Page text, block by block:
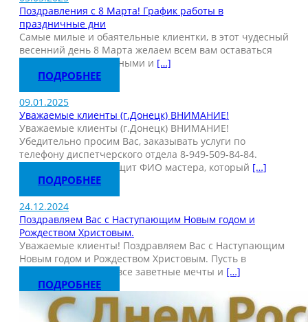
Поздравления с 8 Марта! График работы в
праздничные дни
Самые милые и обаятельные клиентки, в этот чудесный
весенний день 8 Марта желаем всем вам оставаться
такими же симпатичными и […]
ПОДРОБНЕЕ
09.01.2025
Уважаемые клиенты (г.Донецк) ВНИМАНИЕ!
Уважаемые клиенты (г.Донецк) ВНИМАНИЕ!
Убедительно просим Вас, заказывать услуги по
телефону диспетчерского отдела 8-949-509-84-84.
Диспетчер Вам сообщит ФИО мастера, который […]
ПОДРОБНЕЕ
24.12.2024
Поздравляем Вас с Наступающим Новым годом и
Рождеством Христовым.
Уважаемые клиенты! Поздравляем Вас с Наступающим
Новым годом и Рождеством Христовым. Пусть в
грядущем 2025 году все заветные мечты и […]
ПОДРОБНЕЕ